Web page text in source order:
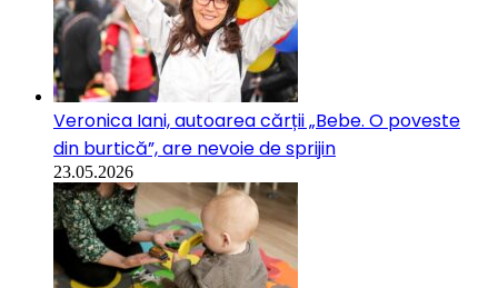
Veronica Iani, autoarea cărții „Bebe. O poveste
din burtică”, are nevoie de sprijin
23.05.2026